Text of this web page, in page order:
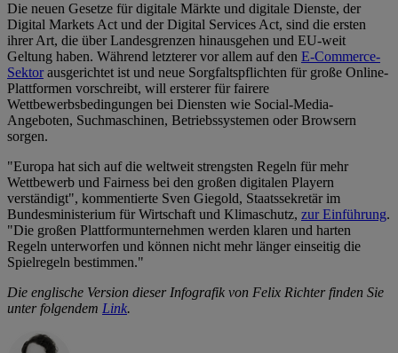
Die neuen Gesetze für digitale Märkte und digitale Dienste, der
Digital Markets Act und der Digital Services Act, sind die ersten
ihrer Art, die über Landesgrenzen hinausgehen und EU-weit
Geltung haben. Während letzterer vor allem auf den E-Commerce-
Sektorausgerichtet ist und neue Sorgfaltspflichten für große Online-
Plattformen vorschreibt, will ersterer für fairere
Wettbewerbsbedingungen bei Diensten wie Social-Media-
Angeboten, Suchmaschinen, Betriebssystemen oder Browsern
sorgen.
"Europa hat sich auf die weltweit strengsten Regeln für mehr
Wettbewerb und Fairness bei den großen digitalen Playern
verständigt", kommentierte Sven Giegold, Staatssekretär im
Bundesministerium für Wirtschaft und Klimaschutz, zur Einführung.
"Die großen Plattformunternehmen werden klaren und harten
Regeln unterworfen und können nicht mehr länger einseitig die
Spielregeln bestimmen."
Die englische Version dieser Infografik von Felix Richter finden Sie
unter folgendem Link.